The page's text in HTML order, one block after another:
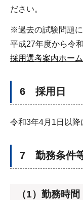
ださい。
※過去の試験問題
平成27年度から令
採用選考案内ホー
6 採用日
令和3年4月1日以降
7 勤務条件
（1）勤務時間